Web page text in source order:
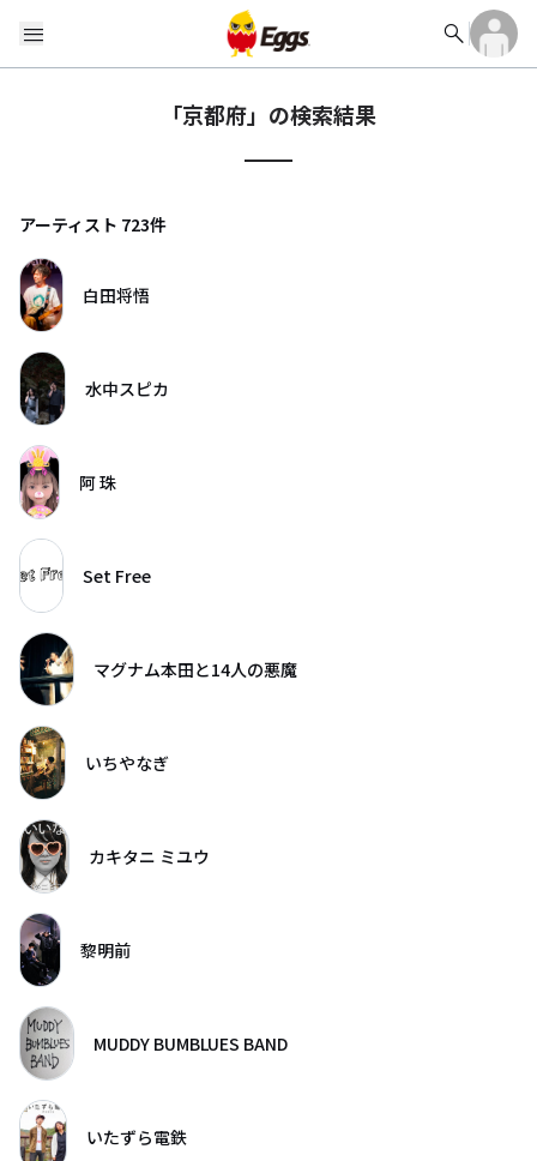
menu search
「京都府」の検索結果
アーティスト 723件
白田将悟
水中スピカ
阿 珠
Set Free
マグナム本田と14人の悪魔
いちやなぎ
カキタニ ミユウ
黎明前
MUDDY BUMBLUES BAND
いたずら電鉄